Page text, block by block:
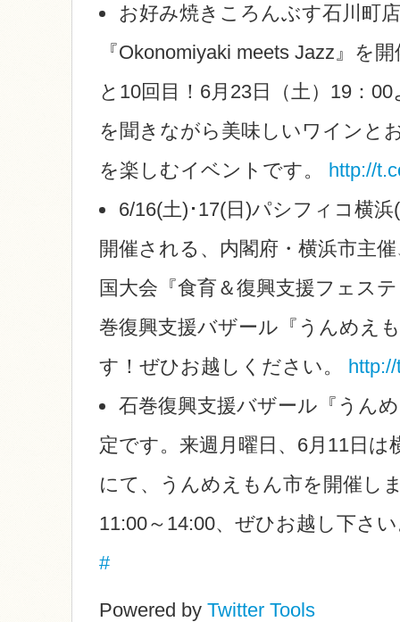
お好み焼きころんぶす石川町
『Okonomiyaki meets Jazz』を
と10回目！6月23日（土）19：
を聞きながら美味しいワインと
を楽しむイベントです。 http://
6/16(土)･17(日)パシフィコ横
開催される、内閣府・横浜市主
国大会『食育＆復興支援フェス
巻復興支援バザール『うんめえ
す！ぜひお越しください。
石巻復興支援バザール『うん
定です。来週月曜日、6月11日は
にて、うんめえもん市を開催し
11:00～14:00、ぜひお越し下さ
#
Powered by Twitter Tools